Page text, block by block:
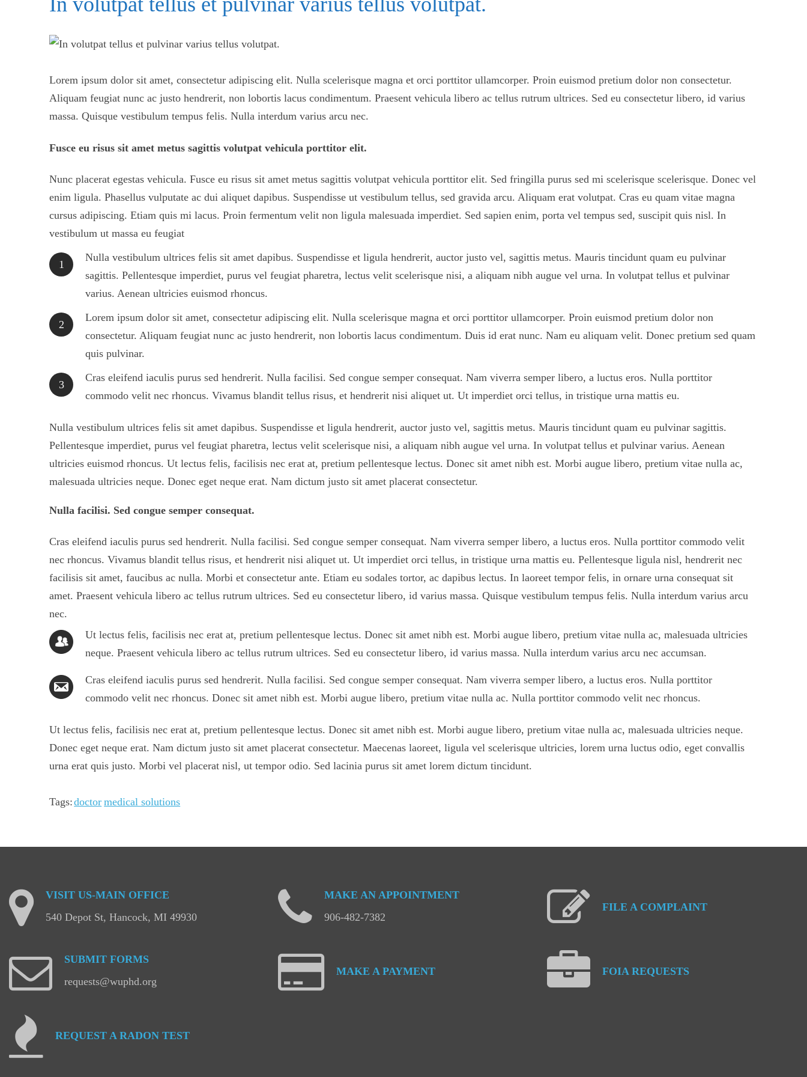
Lorem ipsum dolor sit amet, consectetur adipiscing elit. Nulla scelerisque magna et orci porttitor ullamcorper. Proin euismod pretium dolor non consectetur.
Aliquam feugiat nunc ac justo hendrerit, non lobortis lacus condimentum. Praesent vehicula libero ac tellus rutrum ultrices. Sed eu consectetur libero, id varius
massa. Quisque vestibulum tempus felis. Nulla interdum varius arcu nec.
Fusce eu risus sit amet metus sagittis volutpat vehicula porttitor elit.
Nunc placerat egestas vehicula. Fusce eu risus sit amet metus sagittis volutpat vehicula porttitor elit. Sed fringilla purus sed mi scelerisque scelerisque. Donec vel
enim ligula. Phasellus vulputate ac dui aliquet dapibus. Suspendisse ut vestibulum tellus, sed gravida arcu. Aliquam erat volutpat. Cras eu quam vitae magna
cursus adipiscing. Etiam quis mi lacus. Proin fermentum velit non ligula malesuada imperdiet. Sed sapien enim, porta vel tempus sed, suscipit quis nisl. In
vestibulum ut massa eu feugiat
1
Nulla vestibulum ultrices felis sit amet dapibus. Suspendisse et ligula hendrerit, auctor justo vel, sagittis metus. Mauris tincidunt quam eu pulvinar
sagittis. Pellentesque imperdiet, purus vel feugiat pharetra, lectus velit scelerisque nisi, a aliquam nibh augue vel urna. In volutpat tellus et pulvinar
varius. Aenean ultricies euismod rhoncus.
2
Lorem ipsum dolor sit amet, consectetur adipiscing elit. Nulla scelerisque magna et orci porttitor ullamcorper. Proin euismod pretium dolor non
consectetur. Aliquam feugiat nunc ac justo hendrerit, non lobortis lacus condimentum. Duis id erat nunc. Nam eu aliquam velit. Donec pretium sed quam
quis pulvinar.
3
Cras eleifend iaculis purus sed hendrerit. Nulla facilisi. Sed congue semper consequat. Nam viverra semper libero, a luctus eros. Nulla porttitor
commodo velit nec rhoncus. Vivamus blandit tellus risus, et hendrerit nisi aliquet ut. Ut imperdiet orci tellus, in tristique urna mattis eu.
Nulla vestibulum ultrices felis sit amet dapibus. Suspendisse et ligula hendrerit, auctor justo vel, sagittis metus. Mauris tincidunt quam eu pulvinar sagittis.
Pellentesque imperdiet, purus vel feugiat pharetra, lectus velit scelerisque nisi, a aliquam nibh augue vel urna. In volutpat tellus et pulvinar varius. Aenean
ultricies euismod rhoncus. Ut lectus felis, facilisis nec erat at, pretium pellentesque lectus. Donec sit amet nibh est. Morbi augue libero, pretium vitae nulla ac,
malesuada ultricies neque. Donec eget neque erat. Nam dictum justo sit amet placerat consectetur.
Nulla facilisi. Sed congue semper consequat.
Cras eleifend iaculis purus sed hendrerit. Nulla facilisi. Sed congue semper consequat. Nam viverra semper libero, a luctus eros. Nulla porttitor commodo velit
nec rhoncus. Vivamus blandit tellus risus, et hendrerit nisi aliquet ut. Ut imperdiet orci tellus, in tristique urna mattis eu. Pellentesque ligula nisl, hendrerit nec
facilisis sit amet, faucibus ac nulla. Morbi et consectetur ante. Etiam eu sodales tortor, ac dapibus lectus. In laoreet tempor felis, in ornare urna consequat sit
amet. Praesent vehicula libero ac tellus rutrum ultrices. Sed eu consectetur libero, id varius massa. Quisque vestibulum tempus felis. Nulla interdum varius arcu
nec.
Ut lectus felis, facilisis nec erat at, pretium pellentesque lectus. Donec sit amet nibh est. Morbi augue libero, pretium vitae nulla ac, malesuada ultricies
neque. Praesent vehicula libero ac tellus rutrum ultrices. Sed eu consectetur libero, id varius massa. Nulla interdum varius arcu nec accumsan.
Cras eleifend iaculis purus sed hendrerit. Nulla facilisi. Sed congue semper consequat. Nam viverra semper libero, a luctus eros. Nulla porttitor
commodo velit nec rhoncus. Donec sit amet nibh est. Morbi augue libero, pretium vitae nulla ac. Nulla porttitor commodo velit nec rhoncus.
Ut lectus felis, facilisis nec erat at, pretium pellentesque lectus. Donec sit amet nibh est. Morbi augue libero, pretium vitae nulla ac, malesuada ultricies neque.
Donec eget neque erat. Nam dictum justo sit amet placerat consectetur. Maecenas laoreet, ligula vel scelerisque ultricies, lorem urna luctus odio, eget convallis
urna erat quis justo. Morbi vel placerat nisl, ut tempor odio. Sed lacinia purus sit amet lorem dictum tincidunt.
Tags:doctor medical solutions
VISIT US-MAIN OFFICE
540 Depot St, Hancock, MI 49930
MAKE AN APPOINTMENT
906-482-7382
FILE A COMPLAINT
SUBMIT FORMS
requests@wuphd.org
MAKE A PAYMENT FOIA REQUESTS
REQUEST A RADON TEST